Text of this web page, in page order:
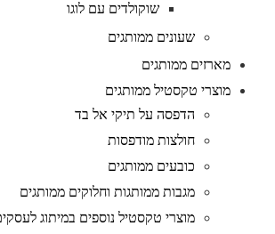
שוקולדים עם לוגו
שעונים ממותגים
מארזים ממותגים
מוצרי טקסטיל ממותגים
הדפסה על תיקי אל בד
חולצות מודפסות
כובעים ממותגים
מגבות ממותגות וחלוקים ממותגים
מוצרי טקסטיל נוספים במיתוג לעסקים